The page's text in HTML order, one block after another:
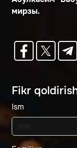
мирзы.
Fikr
Ism